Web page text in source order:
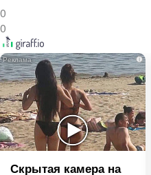
0
0
i
Скрытая камера на